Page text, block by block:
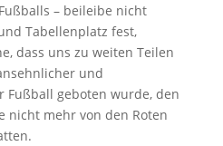
– beileibe nicht
Tabellenplatz fest,
dass uns zu weiten Teilen
und
Fußball geboten wurde, den
nicht mehr von den Roten